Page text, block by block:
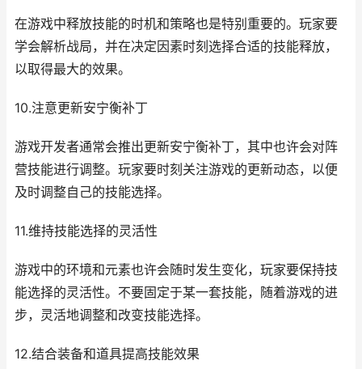
在游戏中释放技能的时机和策略也是特别重要的。玩家要
学会解析战局，并在决定因素时刻选择合适的技能释放，
以取得最大的效果。
10.注意更新安宁衡补丁
游戏开发者通常会推出更新安宁衡补丁，其中也许会对阵
营技能进行调整。玩家要时刻关注游戏的更新动态，以便
及时调整自己的技能选择。
11.维持技能选择的灵活性
游戏中的环境和元素也许会随时发生变化，玩家要保持技
能选择的灵活性。不要固定于某一套技能，随着游戏的进
步，灵活地调整和改变技能选择。
12.结合装备和道具提高技能效果